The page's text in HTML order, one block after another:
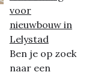
voor
nieuwbouw in
Lelystad
Ben je op zoek
naar een